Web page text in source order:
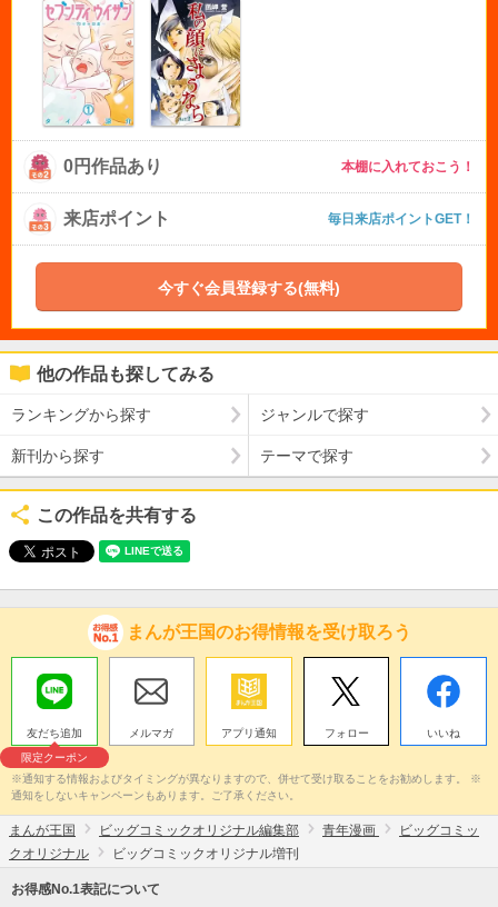
0円作品あり 本棚に入れておこう！
来店ポイント 毎日来店ポイントGET！
今すぐ会員登録する(無料)
他の作品も探してみる
ランキングから探す ジャンルで探す
新刊から探す テーマで探す
この作品を共有する
まんが王国のお得情報を受け取ろう
友だち追加
限定クーポン
メルマガ アプリ通知 フォロー いいね
※通知する情報およびタイミングが異なりますので、併せて受け取ることをお勧めします。 ※
通知をしないキャンペーンもあります。ご了承ください。
まんが王国 ビッグコミックオリジナル編集部 青年漫画
ビッグコミッ
クオリジナル
ビッグコミックオリジナル増刊
お得感No.1表記について